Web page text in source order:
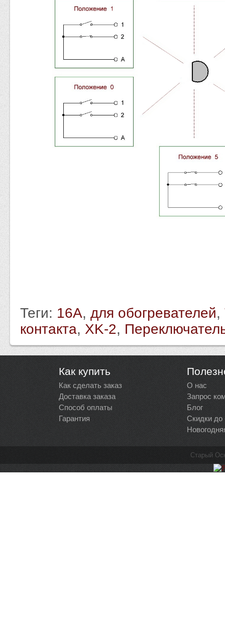
Теги: 16A, для обогревателей,
контакта, XK-2,
Как купить
Как сделать заказ
Доставка заказа
Способ оплаты
Гарантия
О нас
Запрос
Блог
Скидки до
Старый